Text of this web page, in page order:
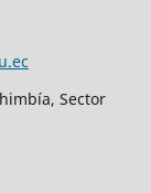
Sector